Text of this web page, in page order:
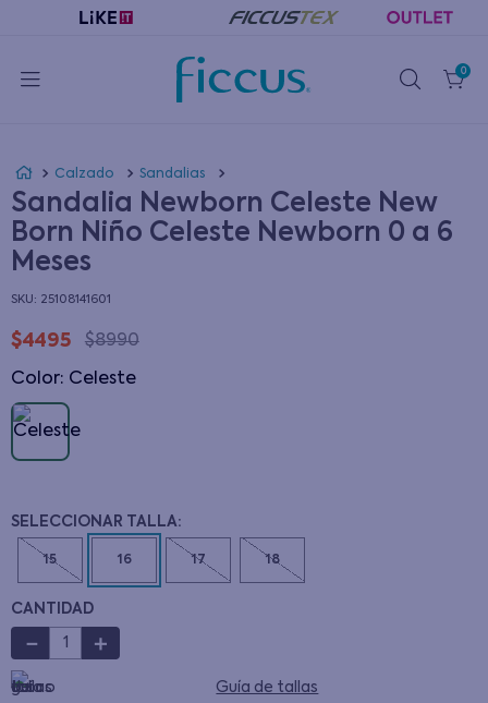
0
Calzado Sandalias
Sandalia Newborn Celeste New
Born Niño Celeste Newborn 0 a 6
Meses
: 25108141601
$4495 $8990
Color: celeste
15 16 17 18
CANTIDAD
＋
－
Guía de tallas